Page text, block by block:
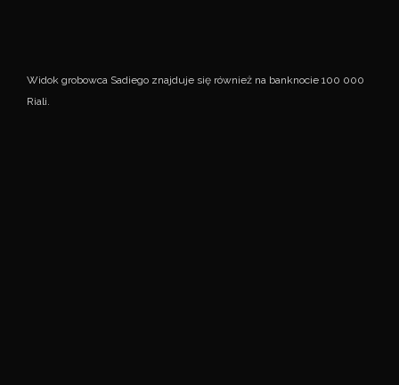
Widok grobowca Sadiego znajduje się również na banknocie 100 000
Riali.